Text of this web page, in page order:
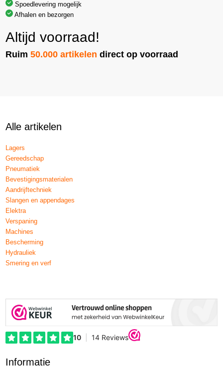
Spoedlevering mogelijk
Afhalen en bezorgen
Altijd voorraad!
Ruim50.000 artikelen direct op voorraad
Alle artikelen
Lagers
Gereedschap
Pneumatiek
Bevestigingsmaterialen
Aandrijftechniek
Slangen en appendages
Elektra
Verspaning
Machines
Bescherming
Hydrauliek
Smering en verf
Informatie